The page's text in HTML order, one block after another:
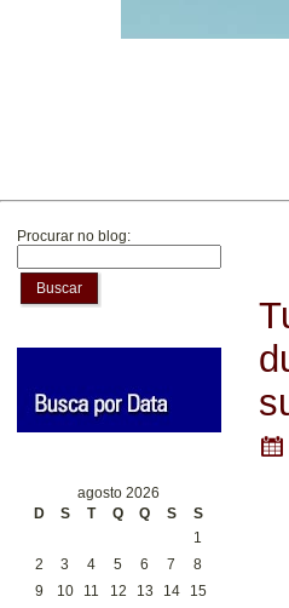
Procurar no blog:
Buscar
agosto 2026
D
S T Q Q S
S
1
2
3 4 5 6 7
8
9
10 11 12 13 14
15